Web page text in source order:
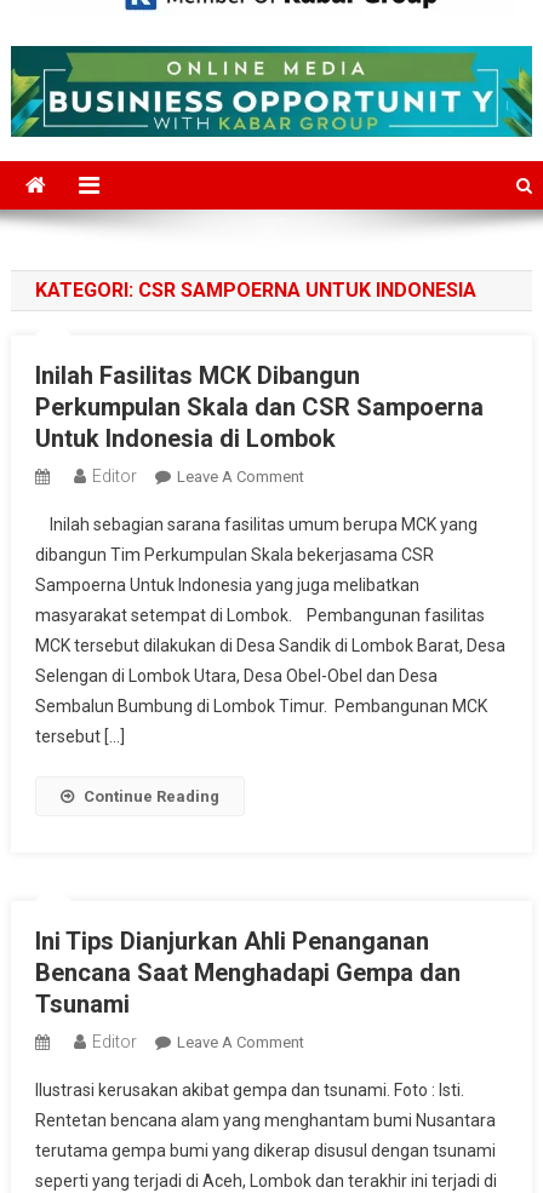
Mediajakarta.com
KATEGORI: CSR SAMPOERNA UNTUK INDONESIA
Inilah Fasilitas MCK Dibangun
Perkumpulan Skala dan CSR Sampoerna
Untuk Indonesia di Lombok
Editor Leave A CommentOn
Fasilitas
MCK
Dibangun
Perkumpulan
Skala
Dan
CSR
Inilah sebagian sarana fasilitas umum berupa MCK yang
dibangun Tim Perkumpulan Skala bekerjasama CSR
Sampoerna Untuk Indonesia yang juga melibatkan
masyarakat setempat di Lombok. Pembangunan fasilitas
MCK tersebut dilakukan di Desa Sandik di Lombok Barat, Desa
Selengan di Lombok Utara, Desa Obel-Obel dan Desa
Sembalun Bumbung di Lombok Timur. Pembangunan MCK
tersebut […]
Continue Reading
Ini Tips Dianjurkan Ahli Penanganan
Bencana Saat Menghadapi Gempa dan
Tsunami
Editor Leave A CommentOn
Tips
Dianjurkan
Ahli
Penanganan
Ilustrasi kerusakan akibat gempa dan tsunami. Foto : Isti.
Rentetan bencana alam yang menghantam bumi Nusantara
terutama gempa bumi yang dikerap disusul dengan tsunami
seperti yang terjadi di Aceh, Lombok dan terakhir ini terjadi di